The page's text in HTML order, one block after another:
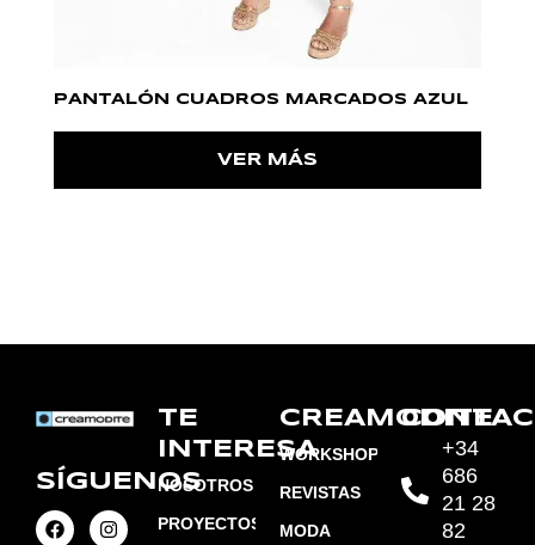
PANTALÓN CUADROS MARCADOS AZUL
VER MÁS
SÍGUENOS
TE
INTERESA
NOSOTROS
PROYECTOS
CREAMODITE
WORKSHOPS
REVISTAS
MODA
+34
686
21 28
82